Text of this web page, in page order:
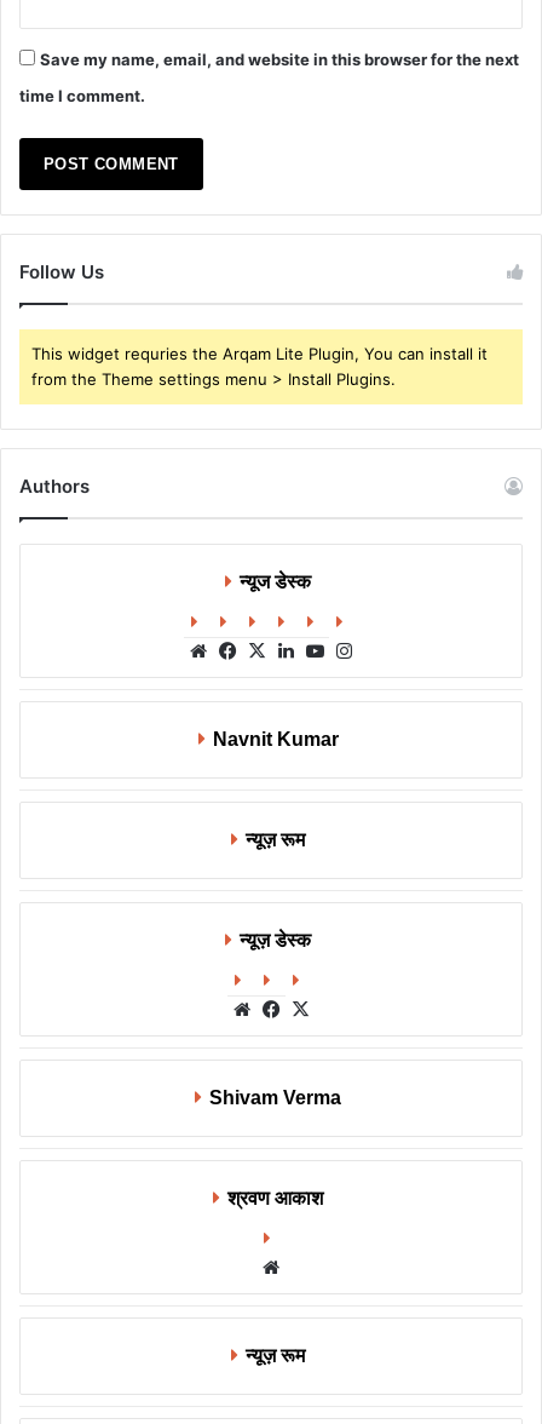
Save my name, email, and website in this browser for the next
time I comment.
Follow Us
This widget requries the Arqam Lite Plugin, You can install it
from the Theme settings menu > Install Plugins.
Authors
न्यूज डेस्क
WebsiteFacebook
X LinkedInYouTube
Navnit Kumar
न्यूज़ रूम
न्यूज़ डेस्क
WebsiteFacebook
Shivam Verma
श्रवण आकाश
न्यूज़ रूम